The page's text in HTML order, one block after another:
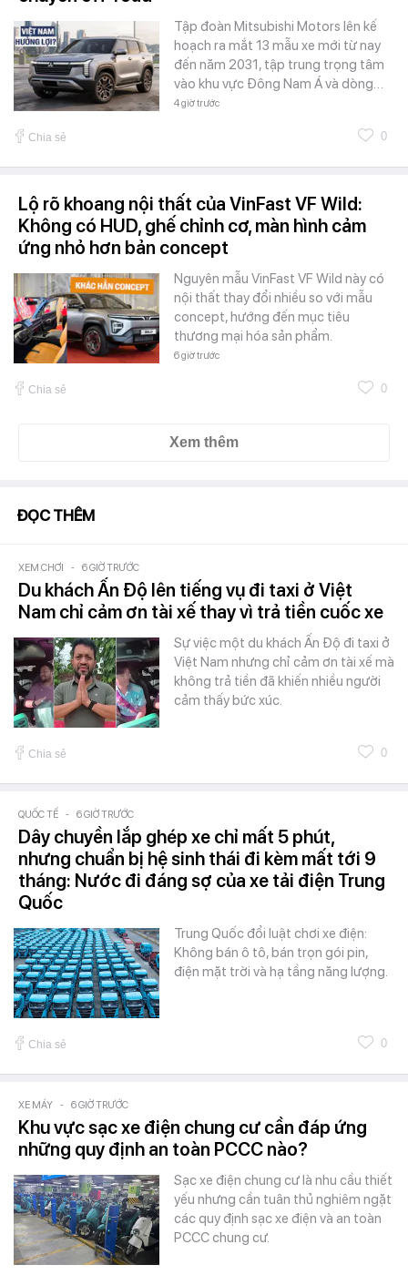
Tập đoàn Mitsubishi Motors lên kế
hoạch ra mắt 13 mẫu xe mới từ nay
đến năm 2031, tập trung trọng tâm
vào khu vực Đông Nam Á và dòng…
4 giờ trước
Chia sẻ 0
Lộ rõ khoang nội thất của VinFast VF Wild:
Không có HUD, ghế chỉnh cơ, màn hình cảm
ứng nhỏ hơn bản concept
Nguyên mẫu VinFast VF Wild này có
nội thất thay đổi nhiều so với mẫu
concept, hướng đến mục tiêu
thương mại hóa sản phẩm.
6 giờ trước
Chia sẻ 0
Xem thêm
ĐỌC THÊM
XEM CHƠI - 6 GIỜ TRƯỚC
Du khách Ấn Độ lên tiếng vụ đi taxi ở Việt
Nam chỉ cảm ơn tài xế thay vì trả tiền cuốc xe
Sự việc một du khách Ấn Độ đi taxi ở
Việt Nam nhưng chỉ cảm ơn tài xế mà
không trả tiền đã khiến nhiều người
cảm thấy bức xúc.
Chia sẻ 0
QUỐC TẾ - 6 GIỜ TRƯỚC
Dây chuyền lắp ghép xe chỉ mất 5 phút,
nhưng chuẩn bị hệ sinh thái đi kèm mất tới 9
tháng: Nước đi đáng sợ của xe tải điện Trung
Quốc
Trung Quốc đổi luật chơi xe điện:
Không bán ô tô, bán trọn gói pin,
điện mặt trời và hạ tầng năng lượng.
Chia sẻ 0
XE MÁY - 6 GIỜ TRƯỚC
Khu vực sạc xe điện chung cư cần đáp ứng
những quy định an toàn PCCC nào?
Sạc xe điện chung cư là nhu cầu thiết
yếu nhưng cần tuân thủ nghiêm ngặt
các quy định sạc xe điện và an toàn
PCCC chung cư.